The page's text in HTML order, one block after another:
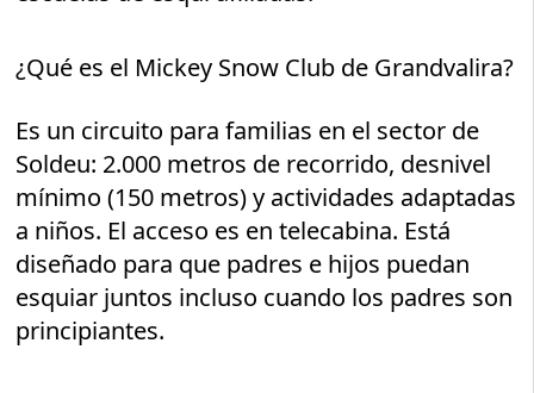
¿Qué es el Mickey Snow Club de Grandvalira?
Es un circuito para familias en el sector de
Soldeu: 2.000 metros de recorrido, desnivel
mínimo (150 metros) y actividades adaptadas
a niños. El acceso es en telecabina. Está
diseñado para que padres e hijos puedan
esquiar juntos incluso cuando los padres son
principiantes.